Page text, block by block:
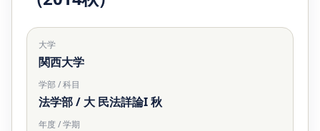
大学
関西大学
学部 / 科目
法学部 / 大 民法詳論I 秋
年度 / 学期